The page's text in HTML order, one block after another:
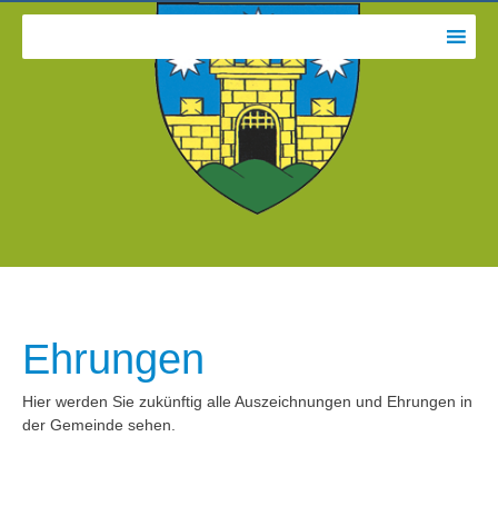
Ehrungen
Hier werden Sie zukünftig alle Auszeichnungen und Ehrungen in
der Gemeinde sehen.